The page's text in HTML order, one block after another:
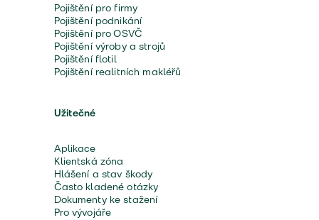
Pojištění pro firmy
Pojištění podnikání
Pojištění pro OSVČ
Pojištění výroby a strojů
Pojištění flotil
Pojištění realitních makléřů
Užitečné
Aplikace
Klientská zóna
Hlášení a stav škody
Často kladené otázky
Dokumenty ke stažení
Pro vývojáře